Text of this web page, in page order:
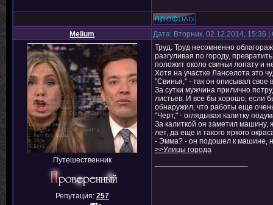
Melium Дата: Вторник, 02.12.2014, 15:36
Путешественник
Репутация: 257
Труд. Труд несомненно
разгуливая по городу,
положит около свиньи лопату и
Хотя на участке Ланселота это
"Свинья," - так он описывал
За сутки мужчина прилично
листьев. И все бы хорошо, если
обнаружил, что работы еще
"Черт," - оглядывая калитку
За калиткой он заметил
лет, да еще и такого яркого
- Эмма? - он подошел к машине,
>>Улицы города